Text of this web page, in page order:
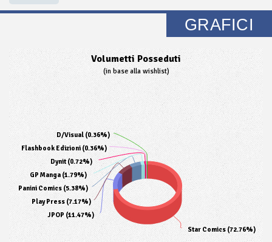
GRAFICI
Volumetti Posseduti
(in base alla wishlist)
Star Comics (72.76%)
JPOP (11.47%)
Play Press (7.17%)
Panini Comics (5.38%)
GP Manga (1.79%)
Dynit (0.72%)
Flashbook Edizioni (0.36%)
D/Visual (0.36%)